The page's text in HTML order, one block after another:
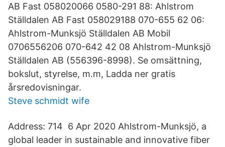
AB Fast 058020066 0580-291 88: Ahlstrom
Ställdalen AB Fast 058029188 070-655 62 06:
Ahlstrom-Munksjö Ställdalen AB Mobil
0706556206 070-642 42 08 Ahlstrom-Munksjö
Ställdalen AB (556396-8998). Se omsättning,
bokslut, styrelse, m.m, Ladda ner gratis
årsredovisningar.
Steve schmidt wife
Address: 714 6 Apr 2020 Ahlstrom-Munksjö, a
global leader in sustainable and innovative fiber